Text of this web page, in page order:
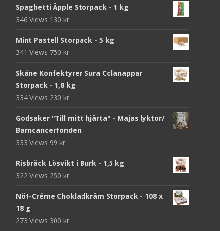
Spaghetti Äpple Storpack - 1 kg
346 Views 130 kr
Mint Pastell Storpack - 5 kg
341 Views 750 kr
Skåne Konfektyrer Sura Colanappar
Storpack - 1,8 kg
334 Views 230 kr
Godsaker "Till mitt hjärta" - Majas lyktor/
Barncancerfonden
333 Views 99 kr
Risbräck Lösvikt i Burk - 1,5 kg
322 Views 250 kr
Nöt-Créme Chokladkräm Storpack - 108 x
18 g
273 Views 300 kr